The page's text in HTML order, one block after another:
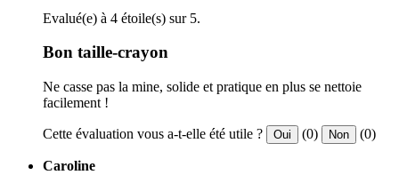
Evalué(e) à 4 étoile(s) sur 5.
Bon taille-crayon
Ne casse pas la mine, solide et pratique en plus se nettoie
facilement !
Cette évaluation vous a-t-elle été utile ? Oui (0) Non (0)
Caroline